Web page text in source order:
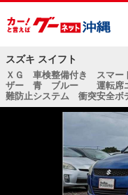
スズキ スイフト
ＸＧ 車検整備付き スマー
ザー 青 ブルー 運転席エ
難防止システム 衝突安全ボ